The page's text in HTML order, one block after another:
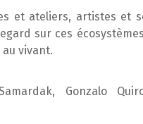
et ateliers, artistes et
sur ces
vivant.
Gonzalo